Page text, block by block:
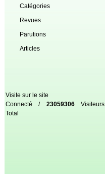
Catégories
Revues
Parutions
Articles
Visite sur le site
Connecté / 23059306Visiteurs
Total